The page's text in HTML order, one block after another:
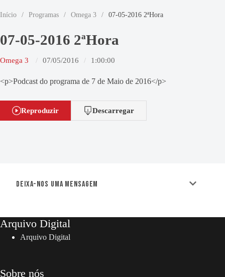
Início / Programas / Omega 3 / 07-05-2016 2ªHora
07-05-2016 2ªHora
Omega 3 07/05/2016 1:00:00
<p>Podcast do programa de 7 de Maio de 2016</p>
Reproduzir Descarregar
Deixa-nos uma mensagem
Arquivo Digital
Arquivo Digital
Sobre nós